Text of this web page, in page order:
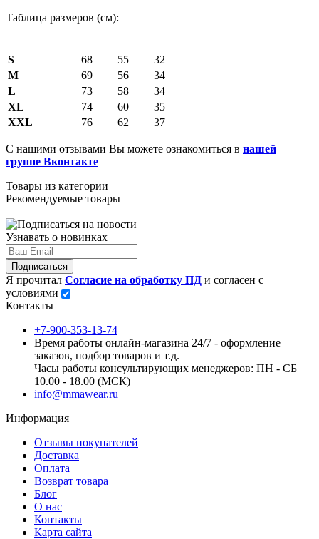
Таблица размеров (см):
S 68 55
32
M
69 56
34
L
73 58
34
XL
74 60
35
XXL
76 62 37
С нашими отзывами Вы можете ознакомиться в нашей
группе Вконтакте
Товары из категории
Рекомендуемые товары
Узнавать о новинках
Подписаться
Я прочитал Согласие на обработку ПД и согласен с
условиями
Контакты
+7-900-353-13-74
Время работы онлайн-магазина 24/7 - оформление
заказов, подбор товаров и т.д.
Часы работы консультирующих менеджеров: ПН - СБ
10.00 - 18.00 (МСК)
info@mmawear.ru
Информация
Отзывы покупателей
Доставка
Оплата
Возврат товара
Блог
О нас
Контакты
Карта сайта